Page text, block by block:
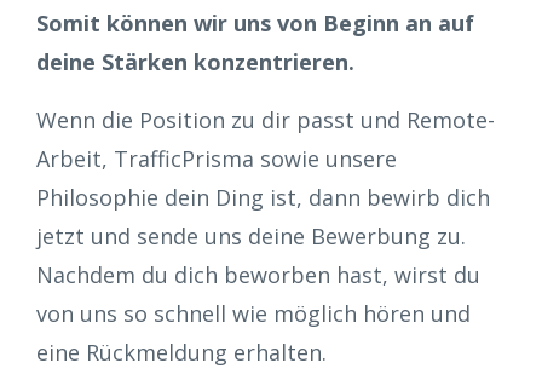
Somit können wir uns von Beginn an auf
deine Stärken konzentrieren.
Wenn die Position zu dir passt und Remote-
Arbeit, TrafficPrisma sowie unsere
Philosophie dein Ding ist, dann bewirb dich
jetzt und sende uns deine Bewerbung zu.
Nachdem du dich beworben hast, wirst du
von uns so schnell wie möglich hören und
eine Rückmeldung erhalten.